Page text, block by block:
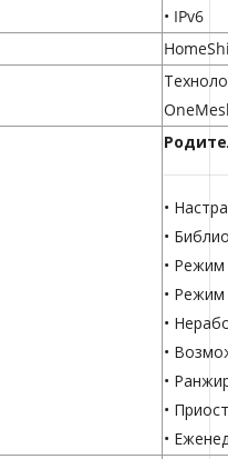
• IPv6
•
•
•
• Режим
•
•
•
•
•